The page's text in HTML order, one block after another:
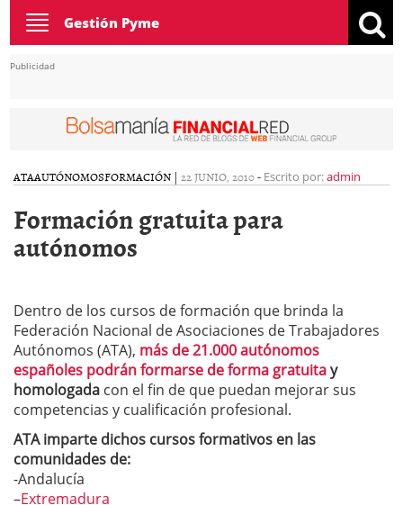
Toggle
navigation
Gestión Pyme
Publicidad
ATAAUTÓNOMOSFORMACIÓN | 22 JUNIO, 2010- Escrito por:admin
Formación gratuita para
autónomos
Dentro de los cursos de formación que brinda la
Federación Nacional de Asociaciones de Trabajadores
Autónomos (ATA), más de 21.000 autónomos
españoles podrán formarse de forma gratuitay
homologada con el fin de que puedan mejorar sus
competencias y cualificación profesional.
ATA imparte dichos cursos formativos en las
comunidades de:
-Andalucía
–Extremadura